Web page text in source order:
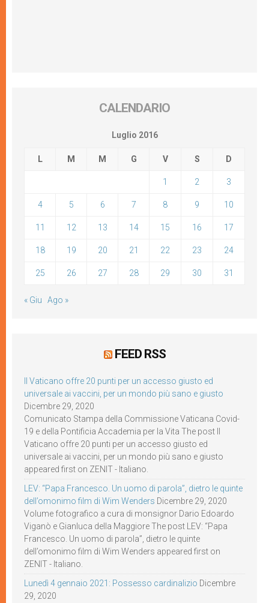
CALENDARIO
Luglio 2016
L M M G V S D
1 2 3
4 5 6 7 8 9 10
11 12 13 14 15 16 17
18 19 20 21 22 23 24
25 26 27 28 29 30 31
« Giu Ago »
FEED RSS
Il Vaticano offre 20 punti per un accesso giusto ed
universale ai vaccini, per un mondo più sano e giusto
Dicembre 29, 2020
Comunicato Stampa della Commissione Vaticana Covid-
19 e della Pontificia Accademia per la Vita The post Il
Vaticano offre 20 punti per un accesso giusto ed
universale ai vaccini, per un mondo più sano e giusto
appeared first on ZENIT - Italiano.
LEV: “Papa Francesco. Un uomo di parola”, dietro le quinte
dell’omonimo film di Wim Wenders Dicembre 29, 2020
Volume fotografico a cura di monsignor Dario Edoardo
Viganò e Gianluca della Maggiore The post LEV: “Papa
Francesco. Un uomo di parola”, dietro le quinte
dell’omonimo film di Wim Wenders appeared first on
ZENIT - Italiano.
Lunedì 4 gennaio 2021: Possesso cardinalizio Dicembre
29, 2020